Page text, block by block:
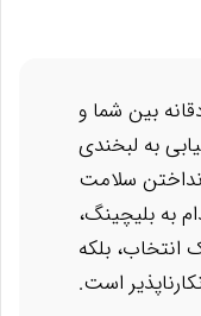
بین شما و
به لبخندی
سلامت
به بلیچینگ،
بلکه
است.